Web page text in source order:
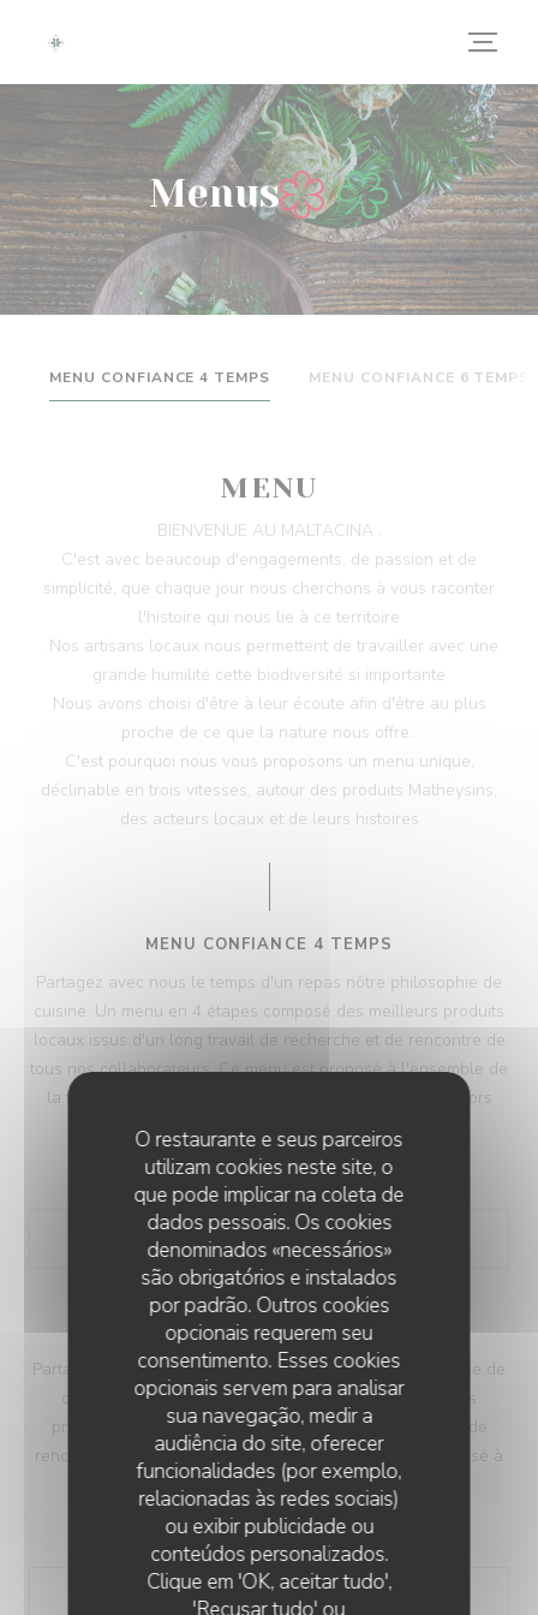
O restaurante e seus parceiros
utilizam cookies neste site, o
que pode implicar na coleta de
dados pessoais. Os cookies
denominados «necessários»
são obrigatórios e instalados
por padrão. Outros cookies
opcionais requerem seu
consentimento. Esses cookies
opcionais servem para analisar
sua navegação, medir a
audiência do site, oferecer
funcionalidades (por exemplo,
relacionadas às redes sociais)
ou exibir publicidade ou
conteúdos personalizados.
Clique em 'OK, aceitar tudo',
'Recusar tudo' ou
Menus
MENU CONFIANCE 4 TEMPS MENU CONFIANCE 6 TEMPS
MENU
BIENVENUE AU MALTACINA .
C'est avec beaucoup d'engagements, de passion et de
simplicité, que chaque jour nous cherchons à vous raconter
l'histoire qui nous lie à ce territoire
. Nos artisans locaux nous permettent de travailler avec une
grande humilité cette biodiversité si importante
Nous avons choisi d'être à leur écoute afin d'être au plus
proche de ce que la nature nous offre..
C'est pourquoi nous vous proposons un menu unique,
déclinable en trois vitesses, autour des produits Matheysins,
des acteurs locaux et de leurs histoires
MENU CONFIANCE 4 TEMPS
Partagez avec nous le temps d'un repas nôtre philosophie de
cuisine. Un menu en 4 étapes composé des meilleurs produits
locaux issus d'un long travail de recherche et de rencontre de
tous nos collaborateurs. Ce menu est proposé à l'ensemble de
la table. Disponible uniquement les midis en semaine, hors
vacances et jours fériés
59,00 EUR
MENU CONFIANCE 6 TEMPS
Partagez avec nous, le temps d’un repas, nôtre philosophie de
cuisine. Un menu en six étapes composé des meilleurs
produits locaux issus d'un long travail de recherche et de
rencontre de tous nos collaborateurs. Ce menu est proposé à
l'ensemble de la table.
95,00 EUR